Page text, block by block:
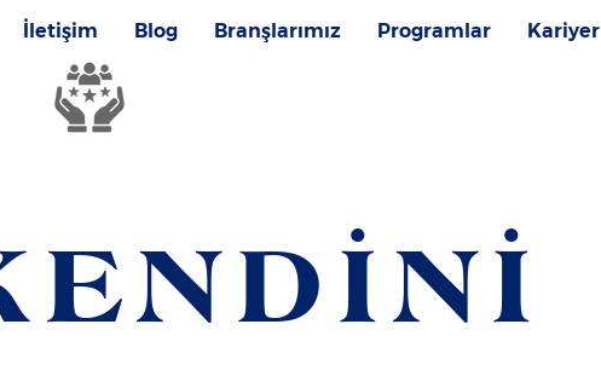
İletişim Blog Branşlarımız Programlar Kariyer